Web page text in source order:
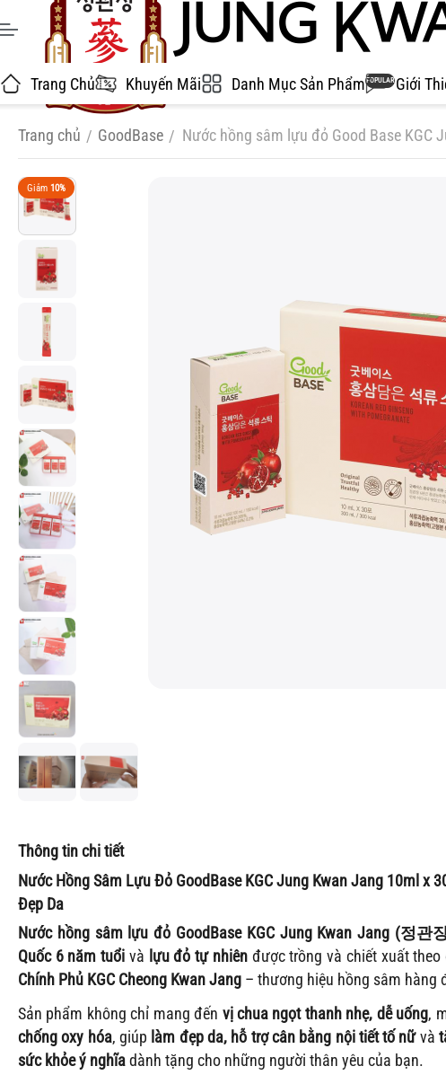
Trang Chủ Khuyến Mãi Danh Mục Sản Phẩm POPULAR Giới
Trang chủ / GoodBase / Nước hồng sâm lựu đỏ Good Base KGC
Giảm 10%
Thông tin chi tiết
Nước Hồng Sâm Lựu Đỏ GoodBase KGC Jung Kwan Jang 10ml x
Đẹp Da
Nước hồng sâm lựu đỏ GoodBase KGC Jung Kwan Jang (정관
Quốc 6 năm tuổi và lựu đỏ tự nhiênđược trồng và chiết xuất theo
Chính Phủ KGC Cheong Kwan Jang – thương hiệu hồng sâm hàng
Sản phẩm không chỉ mang đến vị chua ngọt thanh nhẹ, dễ uống,
chống oxy hóa, giúp làm đẹp da, hỗ trợ cân bằng nội tiết tố nữvà
sức khỏe ý nghĩadành tặng cho những người thân yêu của bạn.